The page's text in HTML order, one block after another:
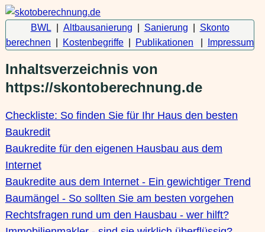
BWL Altbausanierung Sanierung
Skonto
berechnen
Kostenbegriffe Publikationen Impressum
Inhaltsverzeichnis von
https://skontoberechnung.de
Checkliste: So finden Sie für Ihr Haus den besten
Baukredit
Baukredite für den eigenen Hausbau aus dem
Internet
Baukredite aus dem Internet - Ein gewichtiger Trend
Baumängel - So sollten Sie am besten vorgehen
Rechtsfragen rund um den Hausbau - wer hilft?